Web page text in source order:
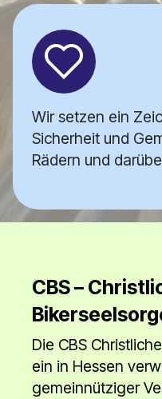
Wir setzen ein
Sicherheit und
Rädern und
CBS –
Die CBS
ein in Hessen
gemeinnütziger